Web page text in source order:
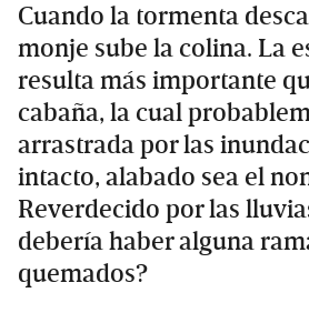
Cuando la tormenta
monje sube la colina. La
resulta más importante
cabaña, la cual
arrastrada por las
intacto, alabado sea el
Reverdecido por las
debería haber alguna
quemados?